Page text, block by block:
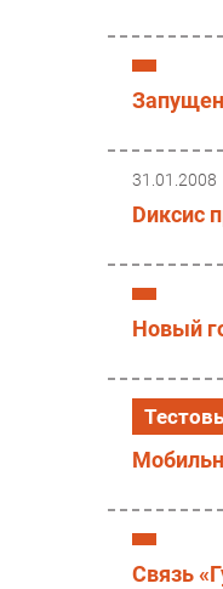
31.01.2008
Dиксис
Новый
Связь